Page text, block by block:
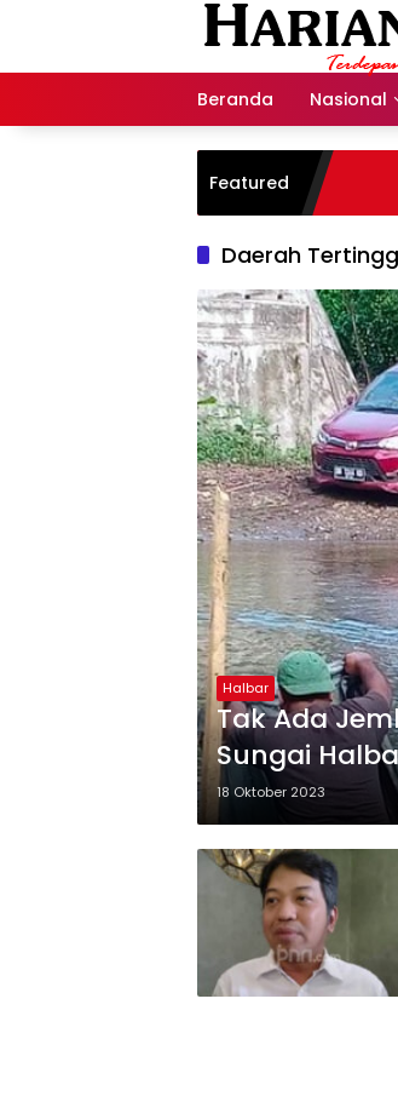
Beranda Nasional
Featured
Daerah
Halbar
Tak Ada
Sungai
Pada Pemilu
18 Oktober 2023